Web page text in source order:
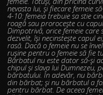
nevasta lui, şi fiecare femeie
4-10: femeia trebuie sa stie
roagă sau proroceşte cu
Dimpotrivă, orice femeie care
dezvelit, îşi necinsteşte capul
rasă. Dacă o femeie nu se
ruşine pentru o femeie să fie
Bărbatul nu este dator să-şi
chipul şi slava lui Dumnezeu,
bărbatului. În adevăr, nu
din bărbat; şi nu bărbatul a
pentru bărbat. De aceea